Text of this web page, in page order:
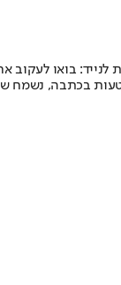
לנייד: בואו לעקוב
בכתבה, נשמח